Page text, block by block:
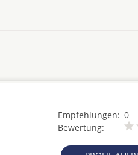
Empfehlungen: 0
Bewertung: